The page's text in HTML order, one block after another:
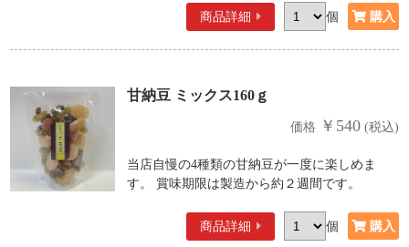
商品詳細 個
甘納豆 ミックス160ｇ
価格 ￥540(税込)
当店自慢の4種類の甘納豆が一度に楽しめま
す。 賞味期限は製造から約２週間です。
商品詳細 個